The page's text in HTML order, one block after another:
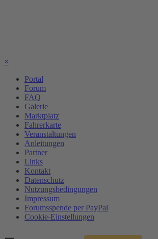
×
Portal
Forum
FAQ
Galerie
Marktplatz
Fahrerkarte
Veranstaltungen
Anleitungen
Partner
Links
Kontakt
Datenschutz
Nutzungsbedingungen
Impressum
Forumsspende per PayPal
Cookie-Einstellungen